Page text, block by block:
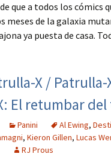
que a todos los cómics
meses de la galaxia
ya puesta de casa.
X / Patrulla-
El retumbar
Panini Al Ewing,
, Kieron Gillen, Lucas
RJ Prous